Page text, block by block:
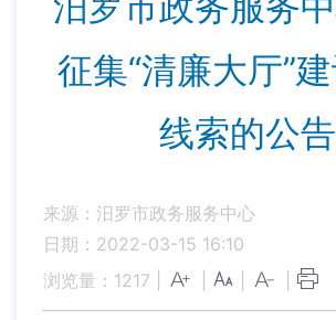
征集“清廉大厅”
线索的公告
来源：汨罗市政务服务中心
日期：2022-03-15 16:10
浏览量： 1217